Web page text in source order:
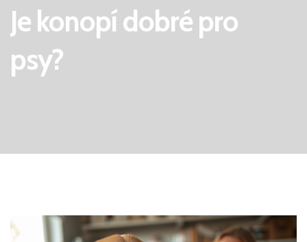
ALTERNATIVY K CBD
Je konopí dobré pro
psy?